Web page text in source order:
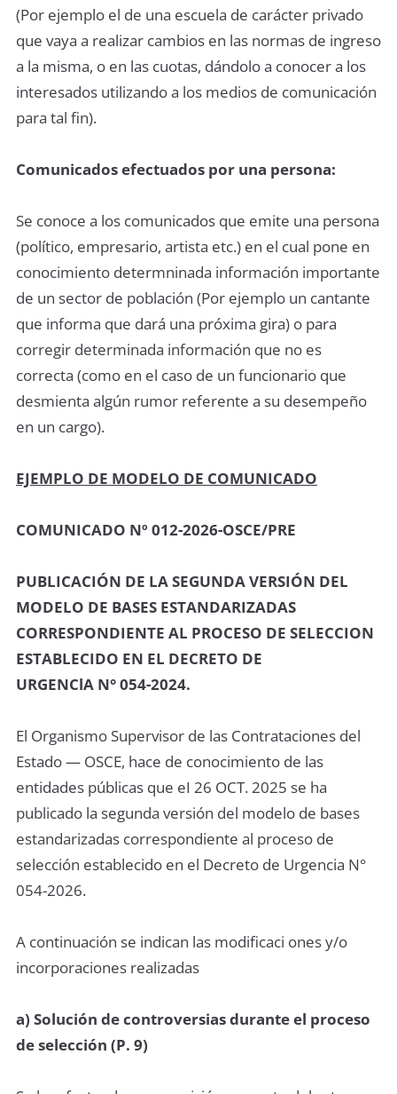
(Por ejemplo el de una escuela de carácter privado
que vaya a realizar cambios en las normas de ingreso
a la misma, o en las cuotas, dándolo a conocer a los
interesados utilizando a los medios de comunicación
para tal fin).
Comunicados efectuados por una persona:
Se conoce a los comunicados que emite una persona
(político, empresario, artista etc.) en el cual pone en
conocimiento determninada información importante
de un sector de población (Por ejemplo un cantante
que informa que dará una próxima gira) o para
corregir determinada información que no es
correcta (como en el caso de un funcionario que
desmienta algún rumor referente a su desempeño
en un cargo).
EJEMPLO DE MODELO DE COMUNICADO
COMUNICADO Nº 012-2026-OSCE/PRE
PUBLICACIÓN DE LA SEGUNDA VERSIÓN DEL
MODELO DE BASES ESTANDARIZADAS
CORRESPONDIENTE AL PROCESO DE SELECCION
ESTABLECIDO EN EL DECRETO DE
URGENClA N° 054-2024.
El Organismo Supervisor de las Contrataciones del
Estado — OSCE, hace de conocimiento de las
entidades públicas que eI 26 OCT. 2025 se ha
publicado la segunda versión del modelo de bases
estandarizadas correspondiente al proceso de
selección establecido en el Decreto de Urgencia N°
054-2026.
A continuación se indican las modificaci ones y/o
incorporaciones realizadas
a) Solución de controversias durante el proceso
de selección (P. 9)